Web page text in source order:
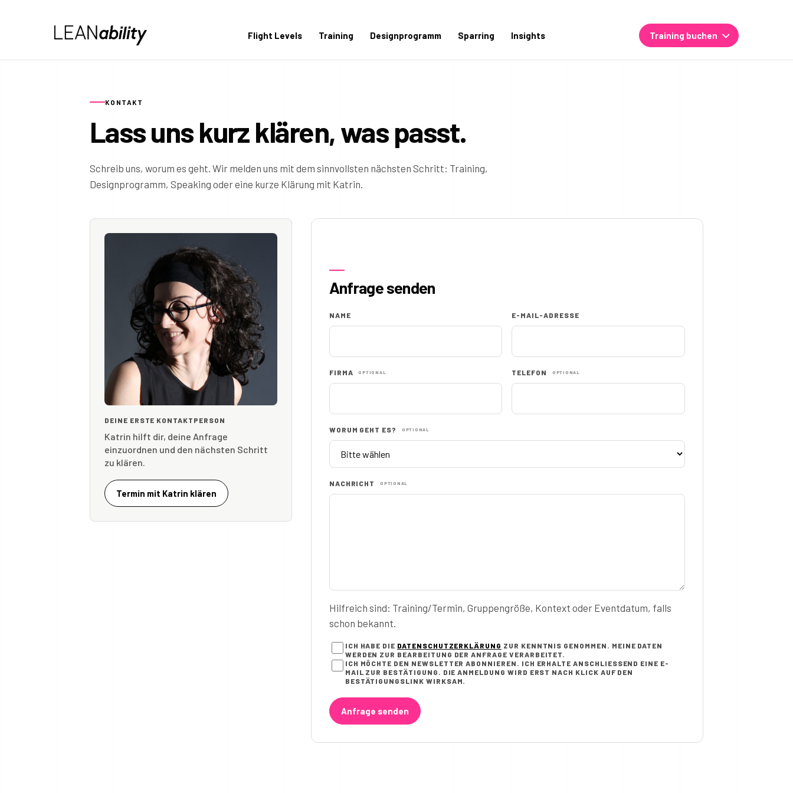
Flight Levels Training Designprogramm Sparring Insights Training buchen
KONTAKT
Lass uns kurz klären, was passt.
Schreib uns, worum es geht. Wir melden uns mit dem sinnvollsten nächsten Schritt: Training,
Designprogramm, Speaking oder eine kurze Klärung mit Katrin.
DEINE ERSTE KONTAKTPERSON
Katrin hilft dir, deine Anfrage
einzuordnen und den nächsten Schritt
zu klären.
Termin mit Katrin klären
Anfrage senden
NAME E-MAIL-ADRESSE
FIRMA OPTIONAL TELEFON OPTIONAL
WORUM GEHT ES? OPTIONAL
NACHRICHT OPTIONAL
Hilfreich sind: Training/Termin, Gruppengröße, Kontext oder Eventdatum, falls
schon bekannt.
ICH HABE DIE DATENSCHUTZERKLÄRUNG ZUR KENNTNIS GENOMMEN. MEINE DATEN
WERDEN ZUR BEARBEITUNG DER ANFRAGE VERARBEITET.
ICH MÖCHTE DEN NEWSLETTER ABONNIEREN. ICH ERHALTE ANSCHLIESSEND EINE E-M
AIL ZUR BESTÄTIGUNG. DIE ANMELDUNG WIRD ERST NACH KLICK AUF DEN B
ESTÄTIGUNGSLINK WIRKSAM.
Anfrage senden